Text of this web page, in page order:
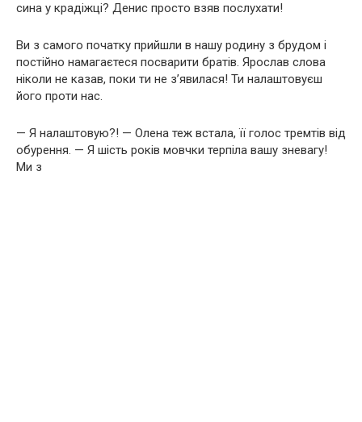
сина у крадіжці? Денис просто взяв послухати!
Ви з самого початку прийшли в нашу родину з брудом і
постійно намагаєтеся посварити братів. Ярослав слова
ніколи не казав, поки ти не з’явилася! Ти налаштовуєш
його проти нас.
— Я налаштовую?! — Олена теж встала, її голос тремтів від
обурення. — Я шість років мовчки терпіла вашу зневагу!
Ми з